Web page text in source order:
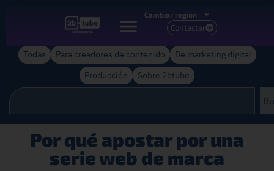
Cambiar región
Contactar
Todas Para creadores de contenido
De marketing digital
Producción
Sobre 2btube
Por qué apostar por una
serie web de marca